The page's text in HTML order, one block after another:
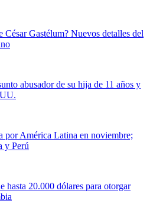
César Gastélum? Nuevos detalles del
abusador de su hija de 11 años y
por América Latina en noviembre;
y Perú
hasta 20.000 dólares para otorgar